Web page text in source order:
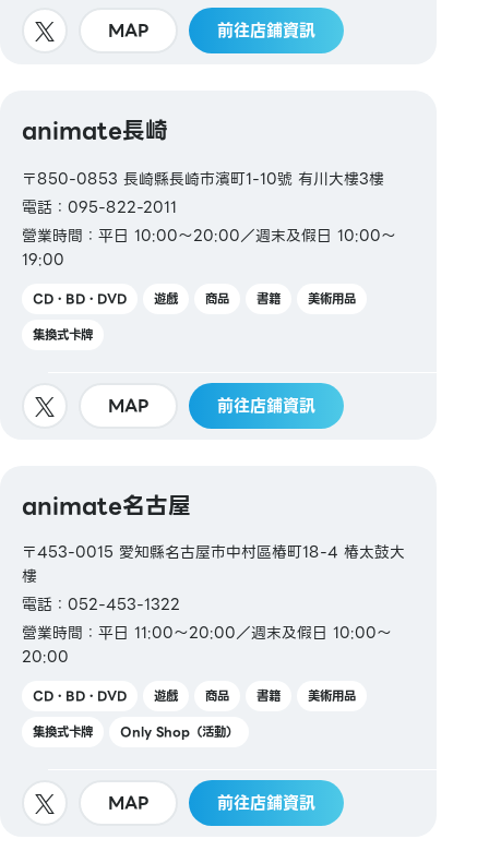
MAP 前往店鋪資訊
animate長崎
〒850-0853 長崎縣長崎市濱町1-10號 有川大樓3樓
電話：095-822-2011
營業時間：平日 10:00～20:00／週末及假日 10:00～
19:00
CD・BD・DVD 遊戲 商品 書籍
美術用品
集換式卡牌
MAP 前往店鋪資訊
animate名古屋
〒453-0015 愛知縣名古屋市中村區椿町18-4 椿太鼓大
樓
電話：052-453-1322
營業時間：平日 11:00～20:00／週末及假日 10:00～
20:00
CD・BD・DVD 遊戲 商品 書籍
美術用品
集換式卡牌
Only Shop（活動）
MAP 前往店鋪資訊